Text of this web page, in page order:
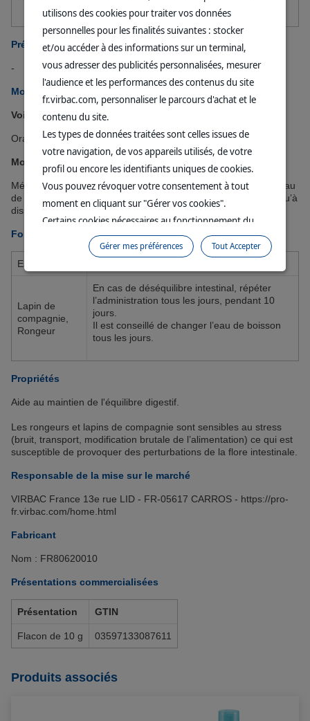
Précaution d'emploi
-
Mode d'emploi
Voie(s) d'utilisation
Orale
Mode d'emploi
Mélanger 3 mesures de poudre rase (200 mg) dans 45 ml d’eau
de boisson (45 ml = 3 cuillères à soupe d’eau de boisson) jusqu’à
dissolution complète, 3 fois par semaine.
Forme
Espèce
Lapin de
compagnie,
Rongeur
En cas de déséquilibre intestinal, répéter
l’administration tous les jours, pendant 10
jours.
Il est conseillé de changer l’eau de boisson
tous les jours.
Propriétés
Aide au maintien de l'équilibre digestif.
Les rongeurs et lapins de compagnie sont sensibles au stress
(bruit, transport, modification brutale de l’alimentation) ce qui est
susceptible de provoquer des perturbations de la flore intestinale.
Responsable de la mise sur le marché
VIRBAC France 13e rue LID - FR-05617 CARROS - https://pro-
fr.virbac.com/home.html
Fabricant
Nom : FR80620010
Présentations commercialisées
Présentation GTIN
Flacon de 10 g 03597133087611
Produits associés
utilisons des cookies pour traiter vos données
personnelles pour les finalités suivantes : stocker
et/ou accéder à des informations sur un terminal,
vous adresser des publicités personnalisées, mesurer
l'audience et les performances des contenus du site
fr.virbac.com, personnaliser le parcours d'achat et le
contenu du site.
Les types de données traitées sont celles issues de
votre navigation, de vos appareils utilisés, de votre
profil ou encore les identifiants uniques de cookies.
Vous pouvez révoquer votre consentement à tout
moment en cliquant sur "Gérer vos cookies".
Certains cookies nécessaires au fonctionnement du
site sont déposés sans votre consentement. Ils
permettent et facilitent votre navigation sur le site. En
cliquant sur “Continuer sans accepter” aucun cookie
soumis à votre consentement ne sera déposé.
Pour plus d'informations, vous pouvez consulter
notrePolitique de protection des donnéeset notre
Politique cookies
Tout Accepter
Gérer mes préférences